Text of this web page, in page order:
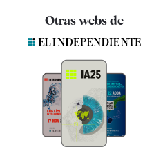
Quiénes somos
Especificaciones
Otras webs de